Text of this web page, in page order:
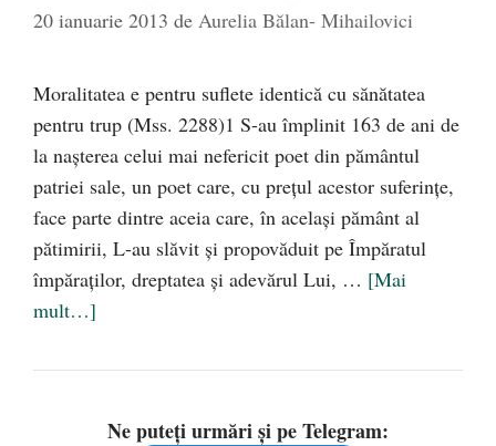
20 ianuarie 2013 de Aurelia Bălan- Mihailovici
Moralitatea e pentru suflete identică cu sănătatea
pentru trup (Mss. 2288)1 S-au împlinit 163 de ani de
la naşterea celui mai nefericit poet din pământul
patriei sale, un poet care, cu preţul acestor suferinţe,
face parte dintre aceia care, în acelaşi pământ al
pătimirii, L-au slăvit şi propovăduit pe Împăratul
împăraţilor, dreptatea şi adevărul Lui, … [Mai
mult…]
Ne puteți urmări și pe Telegram: